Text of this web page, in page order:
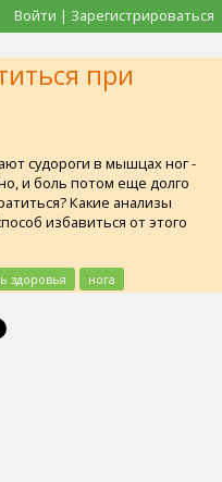
Войти | Зарегистрироваться
при
судороги в мышцах ног -
и боль потом еще долго
Какие анализы
избавиться от этого
здоровья нога